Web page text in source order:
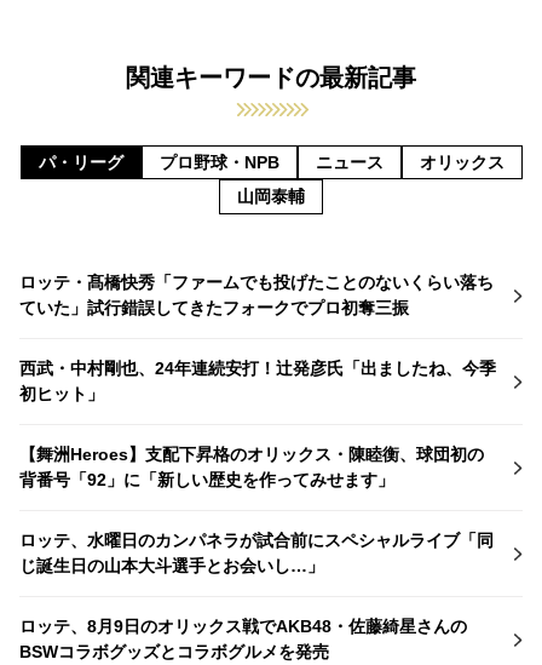
関連キーワードの最新記事
パ・リーグ プロ野球・NPB ニュース
オリックス
山岡泰輔
ロッテ・髙橋快秀「ファームでも投げたことのないくらい落ち
ていた」試行錯誤してきたフォークでプロ初奪三振
西武・中村剛也、24年連続安打！辻発彦氏「出ましたね、今季
初ヒット」
【舞洲Heroes】支配下昇格のオリックス・陳睦衡、球団初の
背番号「92」に「新しい歴史を作ってみせます」
ロッテ、水曜日のカンパネラが試合前にスペシャルライブ「同
じ誕生日の山本大斗選手とお会いし…」
ロッテ、8月9日のオリックス戦でAKB48・佐藤綺星さんの
BSWコラボグッズとコラボグルメを発売